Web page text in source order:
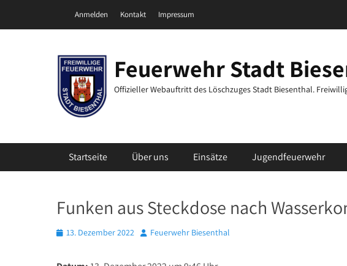
Header Top Menu
Anmelden Kontakt Impressum
Feuerwehr Stadt
Offizieller Webauftritt des Löschzuges Stadt Biesenthal.
Primäres Menü
Startseite Über uns Einsätze Jugendfeuerwehr
Funken aus Steckdose nach
Posted
13. Dezember 2022 AutorFeuerwehr Biesenthal